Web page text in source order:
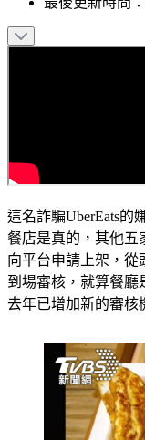
這名詐騙UberEats的
餐店是真的，其他五
向平台申請上架，從
到場審核，就算餐廳
去年已增加新的審核